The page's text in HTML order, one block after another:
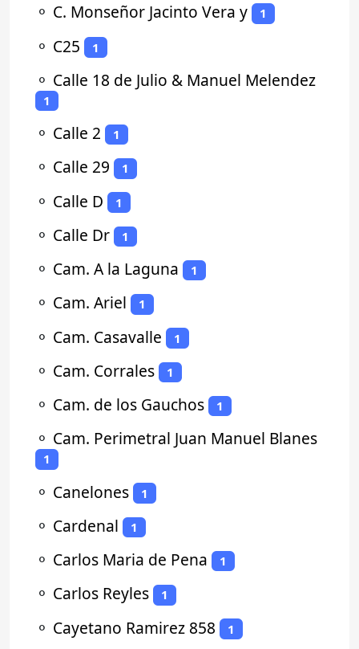
⚬ C. Monseñor Jacinto Vera y 1
⚬ C25 1
⚬ Calle 18 de Julio & Manuel Melendez
1
⚬ Calle 2 1
⚬ Calle 29 1
⚬ Calle D 1
⚬ Calle Dr 1
⚬ Cam. A la Laguna 1
⚬ Cam. Ariel 1
⚬ Cam. Casavalle 1
⚬ Cam. Corrales 1
⚬ Cam. de los Gauchos 1
⚬ Cam. Perimetral Juan Manuel Blanes
1
⚬ Canelones 1
⚬ Cardenal 1
⚬ Carlos Maria de Pena 1
⚬ Carlos Reyles 1
⚬ Cayetano Ramirez 858 1